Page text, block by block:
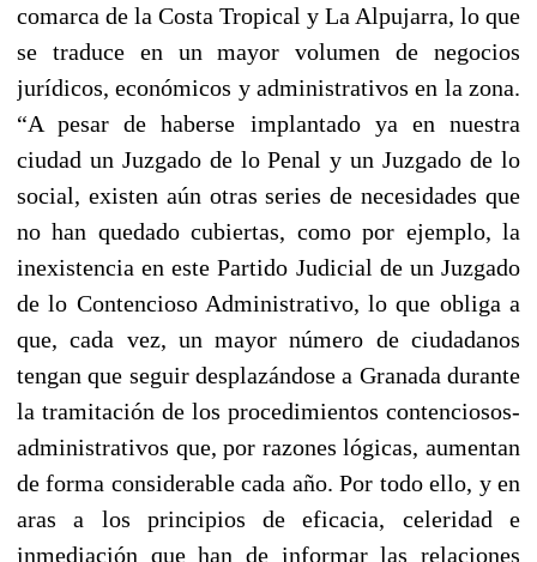
comarca de la Costa Tropical y La Alpujarra, lo que
se traduce en un mayor volumen de negocios
jurídicos, económicos y administrativos en la zona.
“A pesar de haberse implantado ya en nuestra
ciudad un Juzgado de lo Penal y un Juzgado de lo
social, existen aún otras series de necesidades que
no han quedado cubiertas, como por ejemplo, la
inexistencia en este Partido Judicial de un Juzgado
de lo Contencioso Administrativo, lo que obliga a
que, cada vez, un mayor número de ciudadanos
tengan que seguir desplazándose a Granada durante
la tramitación de los procedimientos contenciosos-
administrativos que, por razones lógicas, aumentan
de forma considerable cada año. Por todo ello, y en
aras a los principios de eficacia, celeridad e
inmediación que han de informar las relaciones